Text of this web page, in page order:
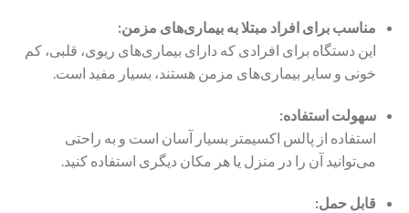
مناسب برای افراد مبتلا به بیماری‌های مزمن:
این دستگاه برای افرادی که دارای بیماری‌های ریوی، قلبی، کم
خونی و سایر بیماری‌های مزمن هستند، بسیار مفید است.
سهولت استفاده:
استفاده از پالس اکسیمتر بسیار آسان است و به راحتی
می‌توانید آن را در منزل یا هر مکان دیگری استفاده کنید.
قابل حمل: